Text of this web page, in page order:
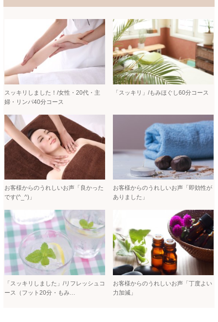
スッキリしました！/女性・20代・主
婦・リンパ40分コース
「スッキリ」/もみほぐし60分コース
お客様からのうれしいお声「良かった
です(^_^)」
お客様からのうれしいお声「即効性が
ありました」
「スッキリしました」/リフレッシュコ
ース（フット20分・もみ…
お客様からのうれしいお声「丁度よい
力加減」